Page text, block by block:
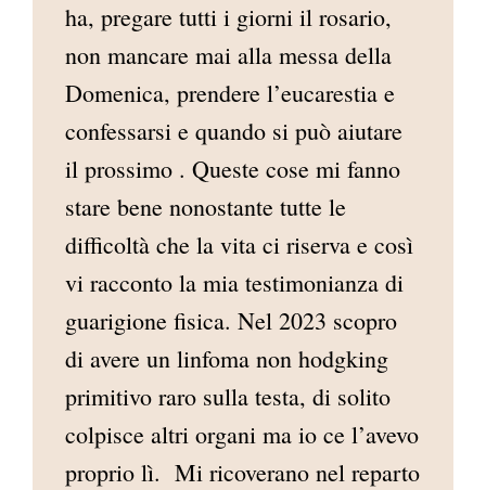
ha, pregare tutti i giorni il rosario,
non mancare mai alla messa della
Domenica, prendere l’eucarestia e
confessarsi e quando si può aiutare
il prossimo . Queste cose mi fanno
stare bene nonostante tutte le
difficoltà che la vita ci riserva e così
vi racconto la mia testimonianza di
guarigione fisica. Nel 2023 scopro
di avere un linfoma non hodgking
primitivo raro sulla testa, di solito
colpisce altri organi ma io ce l’avevo
proprio lì. Mi ricoverano nel reparto